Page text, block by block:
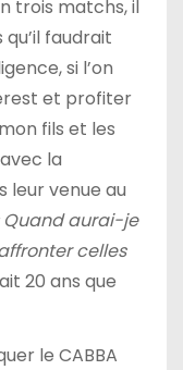
trois matchs, il
faudrait
si l’on
et profiter
fils et les
la
leur venue au
Quand aurai-je
celles
20 ans que
le CABBA